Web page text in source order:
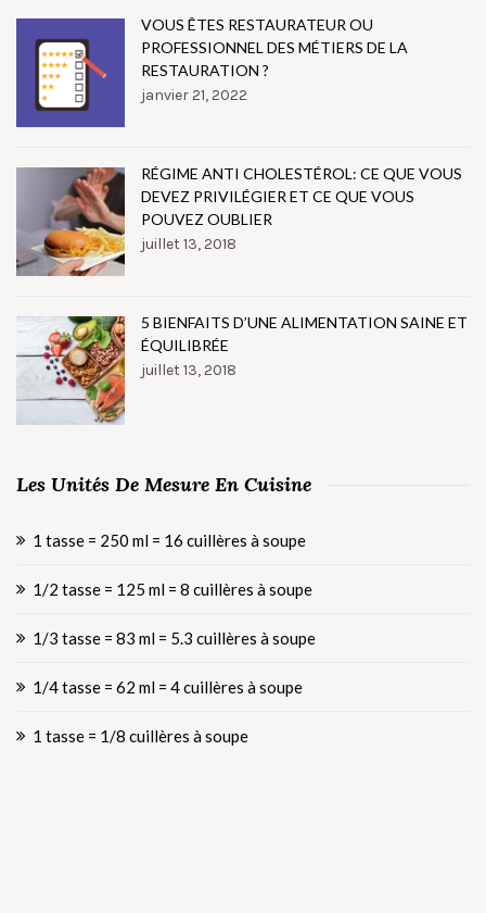
VOUS ÊTES RESTAURATEUR OU
PROFESSIONNEL DES MÉTIERS DE LA
RESTAURATION ?
janvier 21, 2022
RÉGIME ANTI CHOLESTÉROL: CE QUE VOUS
DEVEZ PRIVILÉGIER ET CE QUE VOUS
POUVEZ OUBLIER
juillet 13, 2018
5 BIENFAITS D’UNE ALIMENTATION SAINE ET
ÉQUILIBRÉE
juillet 13, 2018
Les Unités De Mesure En Cuisine
1 tasse = 250 ml = 16 cuillères à soupe
1/2 tasse = 125 ml = 8 cuillères à soupe
1/3 tasse = 83 ml = 5.3 cuillères à soupe
1/4 tasse = 62 ml = 4 cuillères à soupe
1 tasse = 1/8 cuillères à soupe